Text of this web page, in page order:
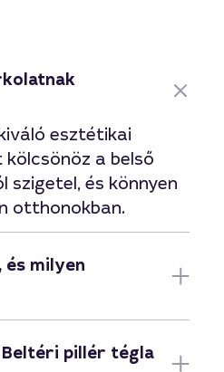
esztétikai
a belső
szigetel, és könnyen
otthonokban.
milyen
Beltéri pillér tégla